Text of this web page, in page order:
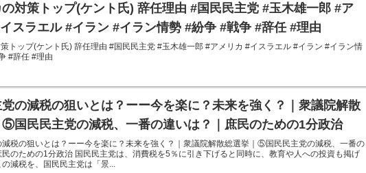
対策トップ(ケント氏) 辞任理由 #国民民主党 #玉木雄一郎 #ア
スラエル #イラン #イラン情勢 #紛争 #戦争 #辞任 #理由
トップ(ケント氏) 辞任理由 #国民民主党 #玉木雄一郎 #アメリカ #イスラエル #イラン #イラン情
#辞任 #理由
党の減税の狙いとは？ーー今を楽に？未来を強く？｜衆議院解散
国民民主党の減税、一番の違いは？｜庶民のための1分政治
減税の狙いとは？ーー今を楽に？未来を強く？｜衆議院解散総選挙｜⑤国民民主党の減税、一番の
のための1分政治 国民民主党は、消費税を5％に引き下げると同時に、教育や人への投資も掲げ
減税を、国民民主党は「景...